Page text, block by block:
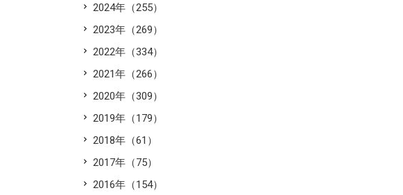
2024年（255）
2023年（269）
2022年（334）
2021年（266）
2020年（309）
2019年（179）
2018年（61）
2017年（75）
2016年（154）